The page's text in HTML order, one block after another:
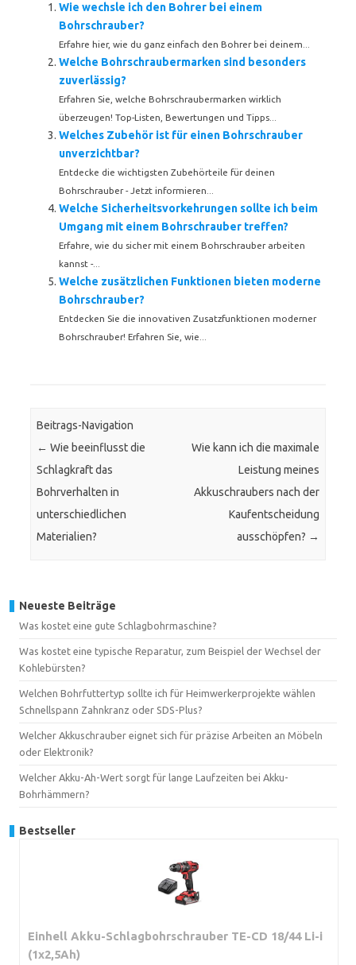
Wie wechsle ich den Bohrer bei einem
Bohrschrauber?
Erfahre hier, wie du ganz einfach den Bohrer bei deinem...
Welche Bohrschraubermarken sind besonders
zuverlässig?
Erfahren Sie, welche Bohrschraubermarken wirklich
überzeugen! Top-Listen, Bewertungen und Tipps...
Welches Zubehör ist für einen Bohrschrauber
unverzichtbar?
Entdecke die wichtigsten Zubehörteile für deinen
Bohrschrauber - Jetzt informieren...
Welche Sicherheitsvorkehrungen sollte ich beim
Umgang mit einem Bohrschrauber treffen?
Erfahre, wie du sicher mit einem Bohrschrauber arbeiten
kannst -...
Welche zusätzlichen Funktionen bieten moderne
Bohrschrauber?
Entdecken Sie die innovativen Zusatzfunktionen moderner
Bohrschrauber! Erfahren Sie, wie...
Beitrags-Navigation
← Wie beeinflusst die
Schlagkraft das
Bohrverhalten in
unterschiedlichen
Materialien?
Wie kann ich die maximale
Leistung meines
Akkuschraubers nach der
Kaufentscheidung
ausschöpfen? →
Neueste Beiträge
Was kostet eine gute Schlagbohrmaschine?
Was kostet eine typische Reparatur, zum Beispiel der Wechsel der
Kohlebürsten?
Welchen Bohrfuttertyp sollte ich für Heimwerkerprojekte wählen
Schnellspann Zahnkranz oder SDS-Plus?
Welcher Akkuschrauber eignet sich für präzise Arbeiten an Möbeln
oder Elektronik?
Welcher Akku-Ah-Wert sorgt für lange Laufzeiten bei Akku-
Bohrhämmern?
Bestseller
Einhell Akku-Schlagbohrschrauber TE-CD 18/44 Li-i
(1x2,5Ah)